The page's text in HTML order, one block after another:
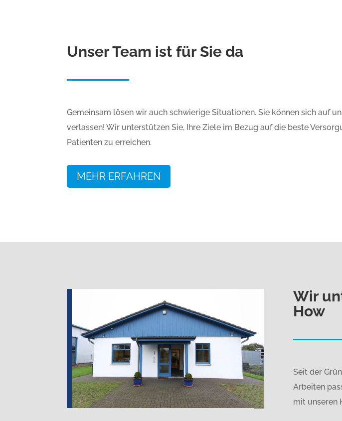
Unser Team ist für Sie da
Gemeinsam lösen wir auch schwierige Situationen. Sie können sich auf
verlassen! Wir unterstützen Sie, Ihre Ziele im Bezug auf die beste
Patienten zu erreichen.
MEHR ERFAHREN
Wir
How
Seit der
Arbeiten
mit unseren